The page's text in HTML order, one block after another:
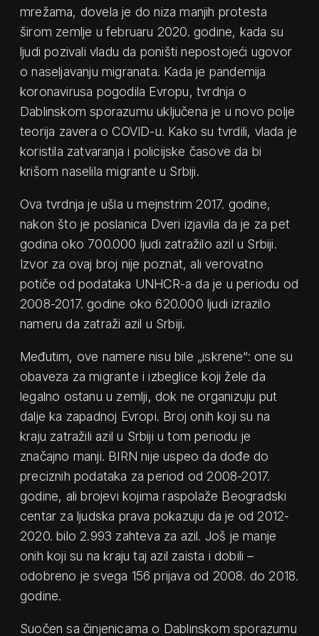
mrežama, dovela je do niza manjih protesta
širom zemlje u februaru 2020. godine, kada su
ljudi pozivali vladu da poništi nepostojeći ugovor
o naseljavanju migranata. Kada je pandemija
koronavirusa pogodila Evropu, tvrdnja o
Dablinskom sporazumu uključena je u novo polje
teorija zavera o COVID-u. Kako su tvrdili, vlada je
koristila zatvaranja i policijske časove da bi
krišom naselila migrante u Srbiji.
Ova tvrdnja je ušla u mejnstrim 2017. godine,
nakon što je poslanica Dveri izjavila da je za pet
godina oko 700.000 ljudi zatražilo azil u Srbiji.
Izvor za ovaj broj nije poznat, ali verovatno
potiče od podataka UNHCR-a da je u periodu od
2008-2017. godine oko 620.000 ljudi izrazilo
nameru da zatraži azil u Srbiji.
Međutim, ove namere nisu bile „iskrene“: one su
obaveza za migrante i izbeglice koji žele da
legalno ostanu u zemlji, dok ne organizuju put
dalje ka zapadnoj Evropi. Broj onih koji su na
kraju zatražili azil u Srbiji u tom periodu je
značajno manji. BIRN nije uspeo da dođe do
preciznih podataka za period od 2008-2017.
godine, ali brojevi kojima raspolaže Beogradski
centar za ljudska prava pokazuju da je od 2012-
2020. bilo 2.993 zahteva za azil. Još je manje
onih koji su na kraju taj azil zaista i dobili –
odobreno je svega 156 prijava od 2008. do 2018.
godine.
Suočen sa činjenicama o Dablinskom sporazumu